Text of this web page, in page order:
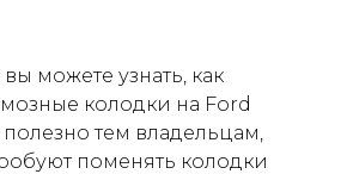
можете узнать, как
колодки на Ford
тем владельцам,
поменять колодки